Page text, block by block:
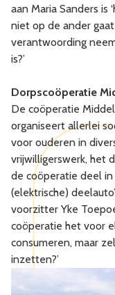
aan Maria Sanders is
niet op de ander
verantwoording
is?’
Dorpscoöperatie
De coöperatie
organiseert allerlei
voor ouderen in
vrijwilligerswerk, het
de coöperatie deel
(elektrische)
voorzitter Yke
coöperatie het voor
consumeren, maar
inzetten?’